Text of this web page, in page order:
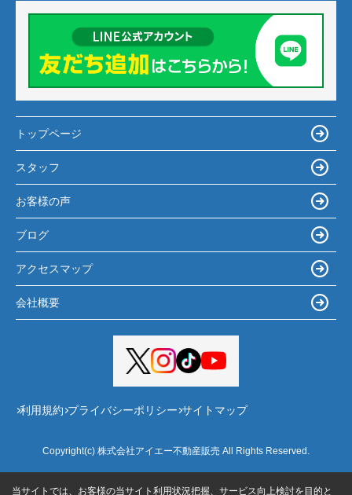
トップページ
スタッフ
お客様の声
ブログ
アクセスマップ
会社概要
利用規約 プライバシーポリシー サイトマップ
Copyright(c) 株式会社アイエー不動産販売 All Rights Reserved.
当サイトでは、お客様の当サイト利用状況把握、サービス向上検討を目的と